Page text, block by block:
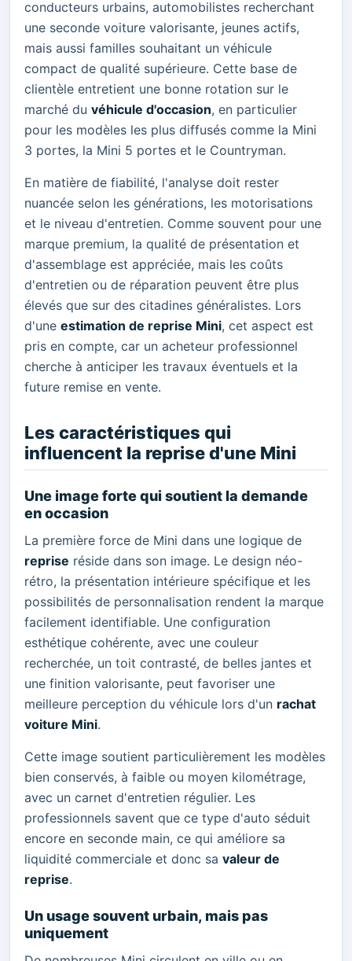
conducteurs urbains, automobilistes recherchant
une seconde voiture valorisante, jeunes actifs,
mais aussi familles souhaitant un véhicule
compact de qualité supérieure. Cette base de
clientèle entretient une bonne rotation sur le
marché du véhicule d'occasion, en particulier
pour les modèles les plus diffusés comme la Mini
3 portes, la Mini 5 portes et le Countryman.
En matière de fiabilité, l'analyse doit rester
nuancée selon les générations, les motorisations
et le niveau d'entretien. Comme souvent pour une
marque premium, la qualité de présentation et
d'assemblage est appréciée, mais les coûts
d'entretien ou de réparation peuvent être plus
élevés que sur des citadines généralistes. Lors
d'une estimation de reprise Mini, cet aspect est
pris en compte, car un acheteur professionnel
cherche à anticiper les travaux éventuels et la
future remise en vente.
Les caractéristiques qui
influencent la reprise d'une Mini
Une image forte qui soutient la demande
en occasion
La première force de Mini dans une logique de
reprise réside dans son image. Le design néo-
rétro, la présentation intérieure spécifique et les
possibilités de personnalisation rendent la marque
facilement identifiable. Une configuration
esthétique cohérente, avec une couleur
recherchée, un toit contrasté, de belles jantes et
une finition valorisante, peut favoriser une
meilleure perception du véhicule lors d'un rachat
voiture Mini.
Cette image soutient particulièrement les modèles
bien conservés, à faible ou moyen kilométrage,
avec un carnet d'entretien régulier. Les
professionnels savent que ce type d'auto séduit
encore en seconde main, ce qui améliore sa
liquidité commerciale et donc sa valeur de
reprise.
Un usage souvent urbain, mais pas
uniquement